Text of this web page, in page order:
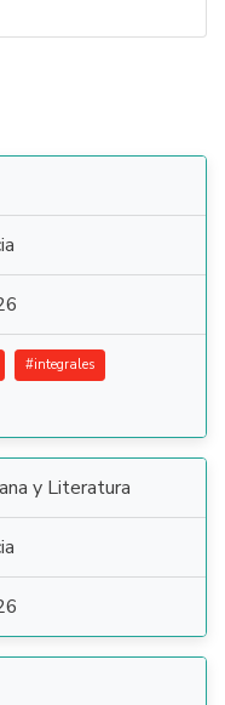
#integrales
y Literatura